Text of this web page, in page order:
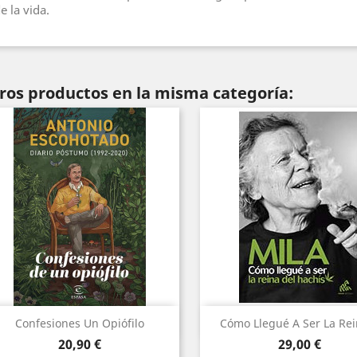
la vida.
productos en la misma categoría:
Confesiones Un Opiófilo
Precio
20,90 €
Vista rápida Cómo Llegué A Ser La
Precio
29,00 €
Vista rápida